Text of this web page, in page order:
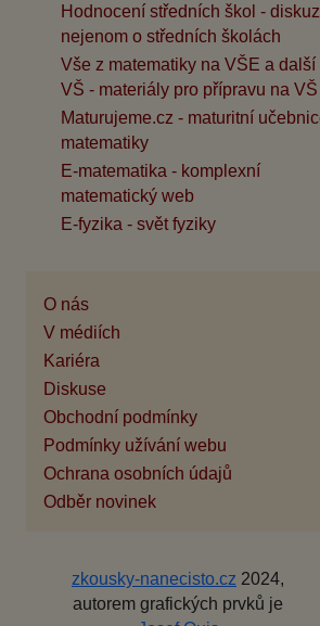
Hodnocení středních škol -
nejenom o středních školách
Vše z matematiky na VŠE a další
VŠ - materiály pro přípravu na VŠ
Maturujeme.cz - maturitní
matematiky
E-matematika - komplexní
matematický web
E-fyzika - svět fyziky
O nás
V médiích
Kariéra
Diskuse
Obchodní podmínky
Podmínky užívání webu
Ochrana osobních údajů
Odběr novinek
zkousky-nanecisto.cz 2024,
autorem grafických prvků je